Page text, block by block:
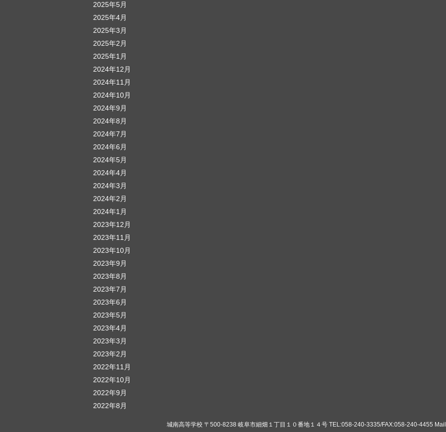
2025年5月
2025年4月
2025年3月
2025年2月
2025年1月
2024年12月
2024年11月
2024年10月
2024年9月
2024年8月
2024年7月
2024年6月
2024年5月
2024年4月
2024年3月
2024年2月
2024年1月
2023年12月
2023年11月
2023年10月
2023年9月
2023年8月
2023年7月
2023年6月
2023年5月
2023年4月
2023年3月
2023年2月
2022年11月
2022年10月
2022年9月
2022年8月
城南高等学校 〒500-8238 岐阜市細畑１丁目１０番地１４号 TEL:058-240-3335/FAX:058-240-4455